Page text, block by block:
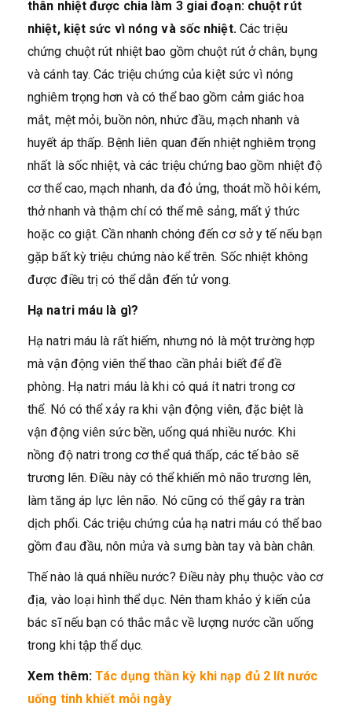
thân nhiệt được chia làm 3 giai đoạn: chuột rút
nhiệt, kiệt sức vì nóng và sốc nhiệt.Các triệu
chứng chuột rút nhiệt bao gồm chuột rút ở chân, bụng
và cánh tay. Các triệu chứng của kiệt sức vì nóng
nghiêm trọng hơn và có thể bao gồm cảm giác hoa
mắt, mệt mỏi, buồn nôn, nhức đầu, mạch nhanh và
huyết áp thấp. Bệnh liên quan đến nhiệt nghiêm trọng
nhất là sốc nhiệt, và các triệu chứng bao gồm nhiệt độ
cơ thể cao, mạch nhanh, da đỏ ửng, thoát mồ hôi kém,
thở nhanh và thậm chí có thể mê sảng, mất ý thức
hoặc co giật. Cần nhanh chóng đến cơ sở y tế nếu bạn
gặp bất kỳ triệu chứng nào kể trên. Sốc nhiệt không
được điều trị có thể dẫn đến tử vong.
Hạ natri máu là gì?
Hạ natri máu là rất hiếm, nhưng nó là một trường hợp
mà vận động viên thể thao cần phải biết để đề
phòng. Hạ natri máu là khi có quá ít natri trong cơ
thể. Nó có thể xảy ra khi vận động viên, đặc biệt là
vận động viên sức bền, uống quá nhiều nước. Khi
nồng độ natri trong cơ thể quá thấp, các tế bào sẽ
trương lên. Điều này có thể khiến mô não trương lên,
làm tăng áp lực lên não. Nó cũng có thể gây ra tràn
dịch phổi. Các triệu chứng của hạ natri máu có thể bao
gồm đau đầu, nôn mửa và sưng bàn tay và bàn chân.
Thế nào là quá nhiều nước? Điều này phụ thuộc vào cơ
địa, vào loại hình thể dục. Nên tham khảo ý kiến của
bác sĩ nếu bạn có thắc mắc về lượng nước cần uống
trong khi tập thể dục.
Xem thêm: Tác dụng thần kỳ khi nạp đủ 2 lít nước
uống tinh khiết mỗi ngày